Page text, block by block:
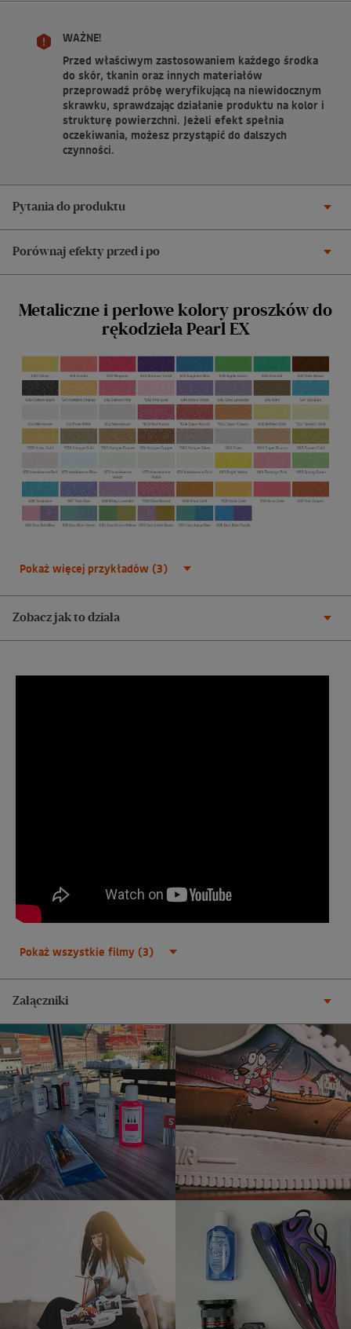
WAŻNE!
Przed właściwym zastosowaniem każdego środka
do skór, tkanin oraz innych materiałów
przeprowadź próbę weryfikującą na niewidocznym
skrawku, sprawdzając działanie produktu na kolor i
strukturę powierzchni. Jeżeli efekt spełnia
oczekiwania, możesz przystąpić do dalszych
czynności.
Pytania do produktu
Porównaj efekty przed i po
Metaliczne i perłowe kolory proszków do
rękodzieła Pearl EX
Pokaż więcej przykładów (3)
Zobacz jak to działa
Pokaż wszystkie filmy (3)
Załączniki